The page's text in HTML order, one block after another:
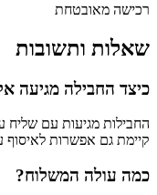
רכישה מאובטחת
שאלות ותשובות
כיצד החבילה מגיעה
קיימת גם אפשרות
כמה עולה המשלוח?